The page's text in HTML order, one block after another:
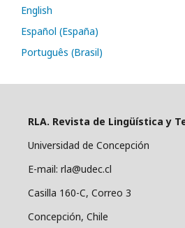
English
Español (España)
Português (Brasil)
RLA. Revista de Lingüística y
Universidad de Concepción
E-mail: rla@udec.cl
Casilla 160-C, Correo 3
Concepción, Chile